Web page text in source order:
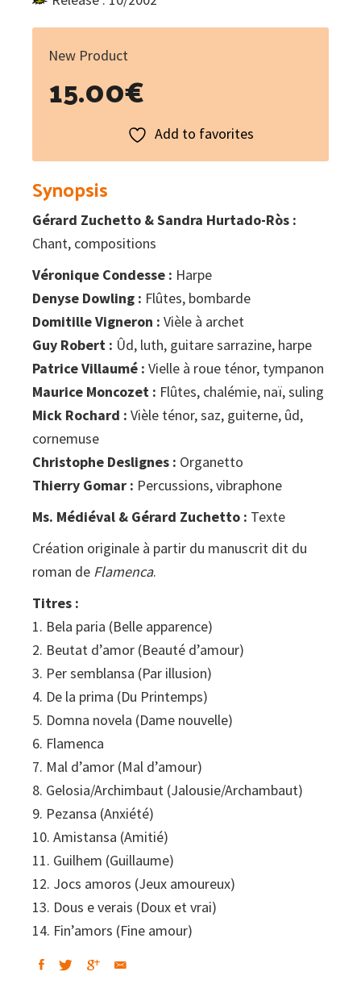
New Product
15.00€
Add to favorites
Synopsis
Gérard Zuchetto & Sandra Hurtado-Ròs :
Chant, compositions
Véronique Condesse : Harpe
Denyse Dowling : Flûtes, bombarde
Domitille Vigneron : Vièle à archet
Guy Robert : Ûd, luth, guitare sarrazine, harpe
Patrice Villaumé : Vielle à roue ténor, tympanon
Maurice Moncozet : Flûtes, chalémie, naï, suling
Mick Rochard : Vièle ténor, saz, guiterne, ûd,
cornemuse
Christophe Deslignes : Organetto
Thierry Gomar : Percussions, vibraphone
Ms. Médiéval & Gérard Zuchetto : Texte
Création originale à partir du manuscrit dit du
roman de Flamenca.
Titres :
1. Bela paria (Belle apparence)
2. Beutat d’amor (Beauté d’amour)
3. Per semblansa (Par illusion)
4. De la prima (Du Printemps)
5. Domna novela (Dame nouvelle)
6. Flamenca
7. Mal d’amor (Mal d’amour)
8. Gelosia/Archimbaut (Jalousie/Archambaut)
9. Pezansa (Anxiété)
10. Amistansa (Amitié)
11. Guilhem (Guillaume)
12. Jocs amoros (Jeux amoureux)
13. Dous e verais (Doux et vrai)
14. Fin’amors (Fine amour)